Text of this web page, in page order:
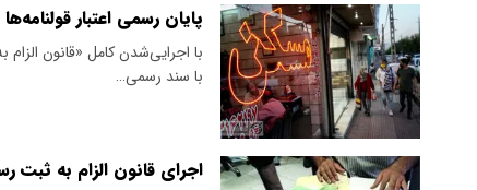
پایان رسمی اعتبار قولنامه‌ها از خرداد ۱۴۰۴/ فقط سند
با سند رسمی…
اجرای قانون الزام به ثبت